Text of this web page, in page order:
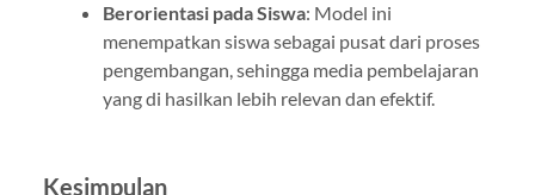
Berorientasi pada Siswa: Model ini
menempatkan siswa sebagai pusat dari proses
pengembangan, sehingga media pembelajaran
yang di hasilkan lebih relevan dan efektif.
Kesimpulan